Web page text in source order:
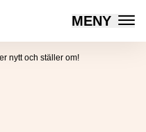
MENY
nytt och ställer om!